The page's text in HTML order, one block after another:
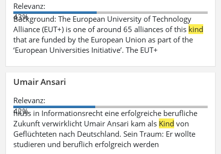
Relevanz:
43%
Background: The European University of Technology
Alliance (EUT+) is one of around 65 alliances of this kind
that are funded by the European Union as part of the
‘European Universities Initiative’. The EUT+
Umair Ansari
Relevanz:
42%
hluss in Informationsrecht eine erfolgreiche berufliche
Zukunft verwirklicht Umair Ansari kam als Kind von
Geflüchteten nach Deutschland. Sein Traum: Er wollte
studieren und beruflich erfolgreich werden